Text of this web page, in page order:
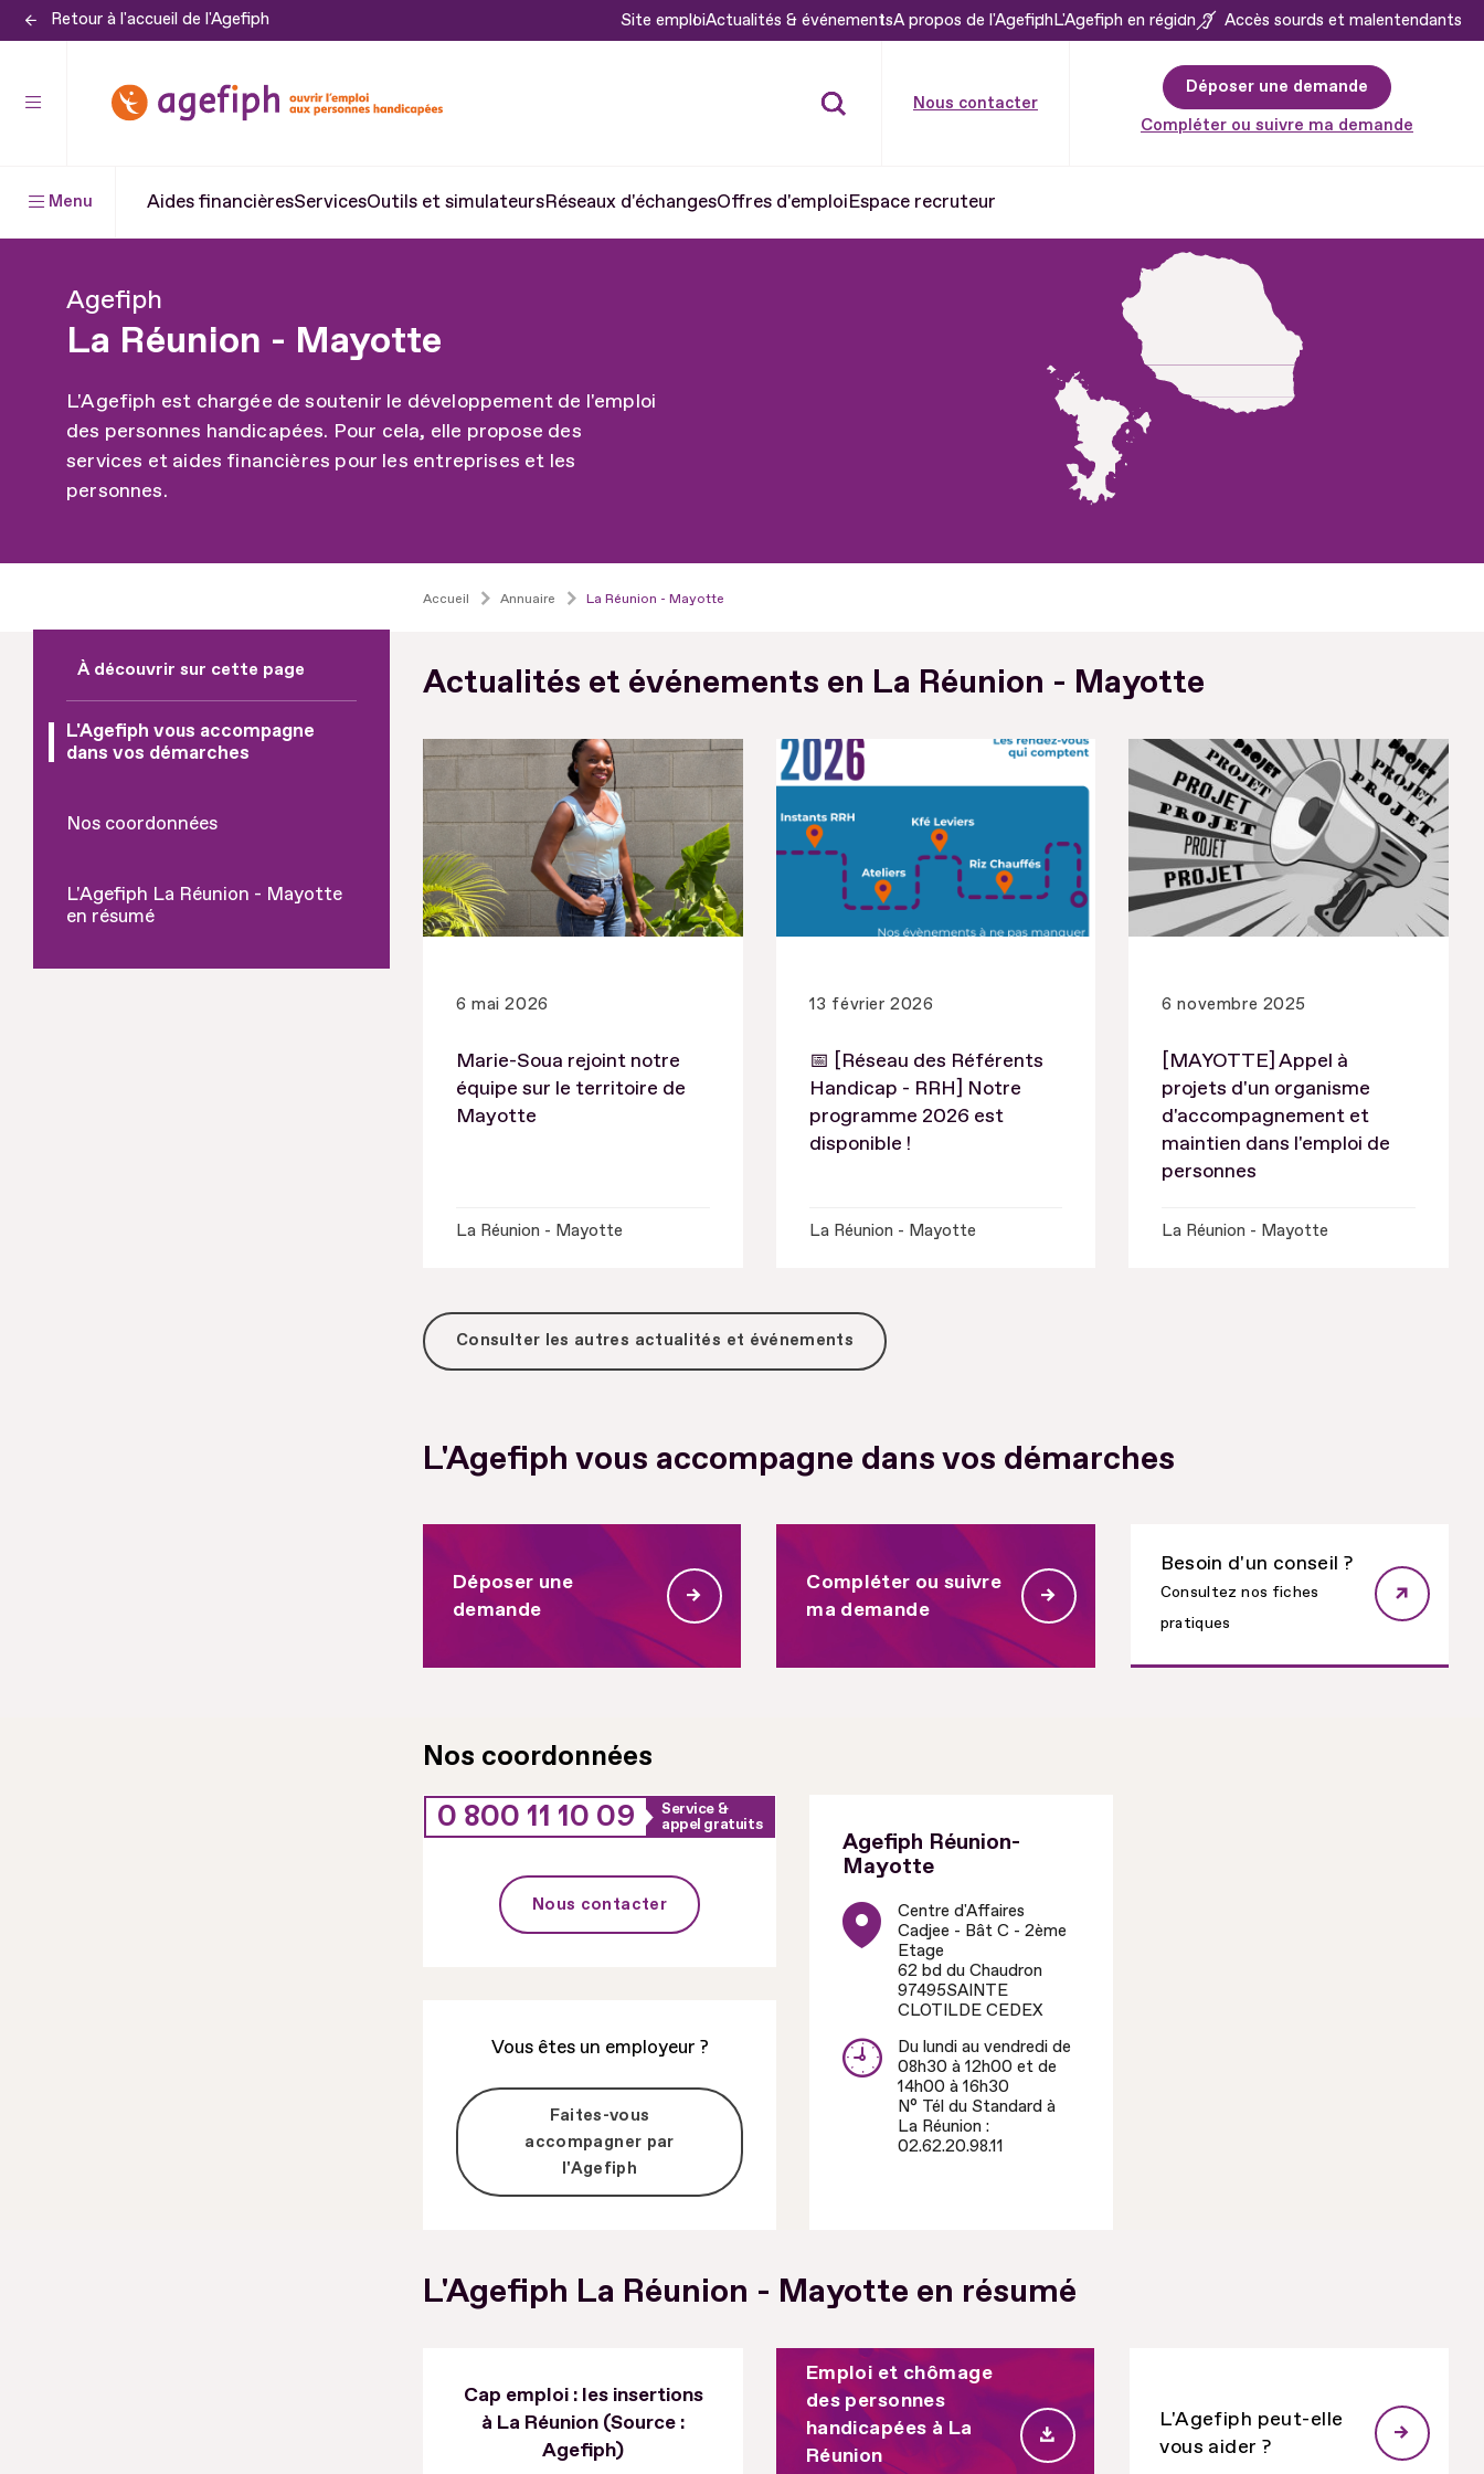
Aller
contenu
Retour à l'accueil de l'Agefiph Site emploiActualités & événementsA propos de l'AgefiphL'Agefiph en région Accès sourds et malentendants
Nous contacter
Déposer une demande
Compléter ou suivre ma demande
Menu Aides financièresServicesOutils et simulateursRéseaux d'échangesOffres d'emploiEspace recruteur
Agefiph
La Réunion - Mayotte
L'Agefiph est chargée de soutenir le développement de l'emploi
des personnes handicapées. Pour cela, elle propose des
services et aides financières pour les entreprises et les
personnes.
Accueil Annuaire La Réunion - Mayotte
À découvrir sur cette page
L'Agefiph vous accompagne
dans vos démarches
Nos coordonnées
L'Agefiph La Réunion - Mayotte
en résumé
Actualités et événements en La Réunion - Mayotte
6 mai 2026
Marie-Soua rejoint notre
équipe sur le territoire de
Mayotte
La Réunion - Mayotte
13 février 2026
📅 [Réseau des Référents
Handicap - RRH] Notre
programme 2026 est
disponible !
La Réunion - Mayotte
6 novembre 2025
[MAYOTTE] Appel à
projets d'un organisme
d'accompagnement et
maintien dans l'emploi de
personnes
La Réunion - Mayotte
Consulter les autres actualités et événements
L'Agefiph vous accompagne dans vos démarches
Déposer une
demande
Compléter ou suivre
ma demande
Besoin d'un conseil ?
Consultez nos fiches
pratiques
Nos coordonnées
0 800 11 10 09
Service &
appel gratuits
Nous contacter
Vous êtes un employeur ?
Faites-vous
accompagner par
l'Agefiph
Agefiph Réunion-
Mayotte
Centre d'Affaires
Cadjee - Bât C - 2ème
Etage
62 bd du Chaudron
97495SAINTE
CLOTILDE CEDEX
Du lundi au vendredi de
08h30 à 12h00 et de
14h00 à 16h30
N° Tél du Standard à
La Réunion :
02.62.20.98.11
L'Agefiph La Réunion - Mayotte en résumé
Cap emploi : les insertions
à La Réunion (Source :
Agefiph)
Cap emploi : les maintiens à
La Réunion (Source :
Agefiph)
d'activités à La Réunion
(Source : Agefiph)
Emploi et chômage
des personnes
handicapées à La
Réunion
L'Agefiph peut-elle
vous aider ?